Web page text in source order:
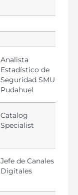
Analista
Estadístico de
Seguridad SMU –
Pudahuel
Catalog
Specialist
Jefe de Canales
Digitales